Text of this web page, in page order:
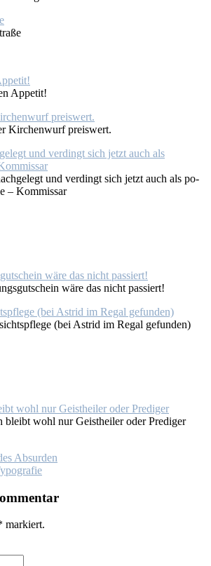
Ap­pe­tit!
Kir­chen­wurf preis­wert.
und ver­dingt sich jetzt auch als po­
– Kom­mis­sar
wä­re das nicht pas­siert!
(bei As­trid im Re­gal ge­fun­den)
bleibt wohl nur Geist­hei­ler oder Pre­di­ger
Absurden
markiert.